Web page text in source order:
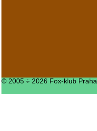
© 2005 ÷ 2026 Fox-klub Praha